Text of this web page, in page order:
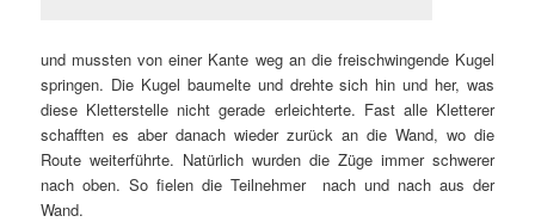
und mussten von einer Kante weg an die freischwingende Kugel
springen. Die Kugel baumelte und drehte sich hin und her, was
diese Kletterstelle nicht gerade erleichterte. Fast alle Kletterer
schafften es aber danach wieder zurück an die Wand, wo die
Route weiterführte. Natürlich wurden die Züge immer schwerer
nach oben. So fielen die Teilnehmer nach und nach aus der
Wand.